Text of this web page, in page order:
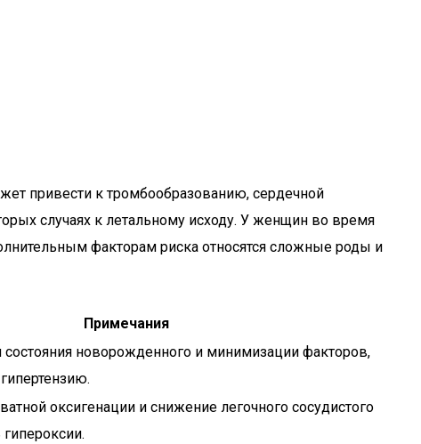
привести к тромбообразованию, сердечной
случаях к летальному исходу. У женщин во время
факторам риска относятся сложные роды и
Примечания
новорожденного и минимизации факторов,
оксигенации и снижение легочного сосудистого